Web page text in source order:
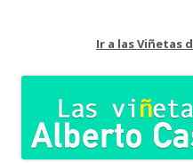
Ir a las Viñetas